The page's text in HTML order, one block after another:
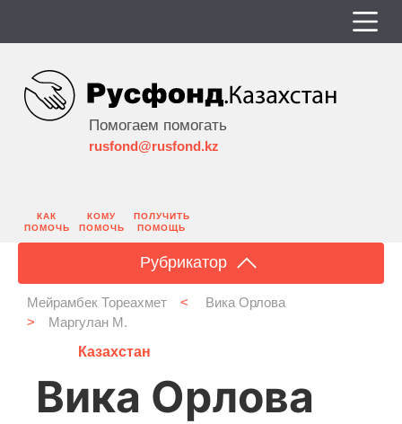
Помогаем помогать
rusfond@rusfond.kz
КАК
ПОМОЧЬ
КОМУ
ПОМОЧЬ
ПОЛУЧИТЬ
ПОМОЩЬ
Рубрикатор
Мейрамбек Тореахмет <
Вика Орлова
>
Маргулан М.
Казахстан
Вика Орлова